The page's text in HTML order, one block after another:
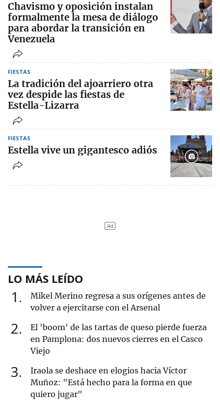
Chavismo y oposición instalan
formalmente la mesa de diálogo
para abordar la transición en
Venezuela
FIESTAS
La tradición del ajoarriero otra
vez despide las fiestas de
Estella-Lizarra
FIESTAS
Estella vive un gigantesco adiós
LO MÁS LEÍDO
1
Mikel Merino regresa a sus orígenes antes de
volver a ejercitarse con el Arsenal
2
El 'boom' de las tartas de queso pierde fuerza
en Pamplona: dos nuevos cierres en el Casco
Viejo
3
Iraola se deshace en elogios hacia Víctor
Muñoz: "Está hecho para la forma en que
quiero jugar"